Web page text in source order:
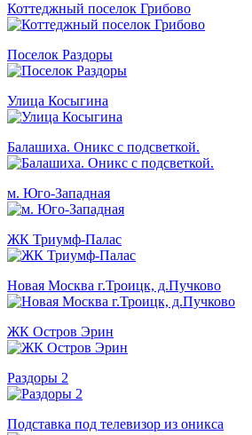
Коттеджный поселок Грибово
Поселок Раздоры
Улица Косыгина
Балашиха. Оникс с подсветкой.
м. Юго-Западная
ЖК Триумф-Палас
Новая Москва г.Троицк, д.Пучково
ЖК Остров Эрин
Раздоры 2
Подставка под телевизор из оникса